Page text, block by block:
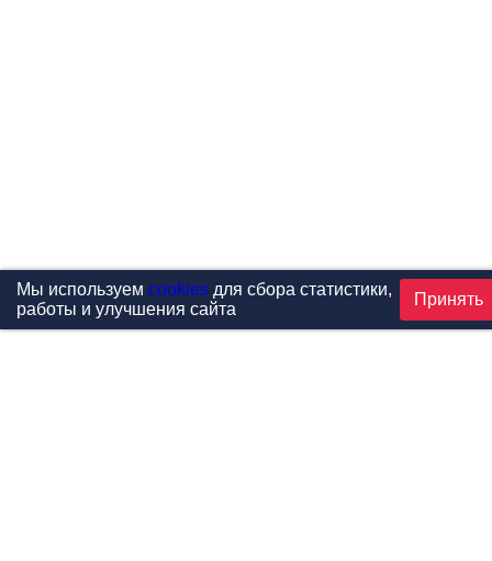
Мы используем cookiesдля сбора статистики,
работы и улучшения сайта
Принять